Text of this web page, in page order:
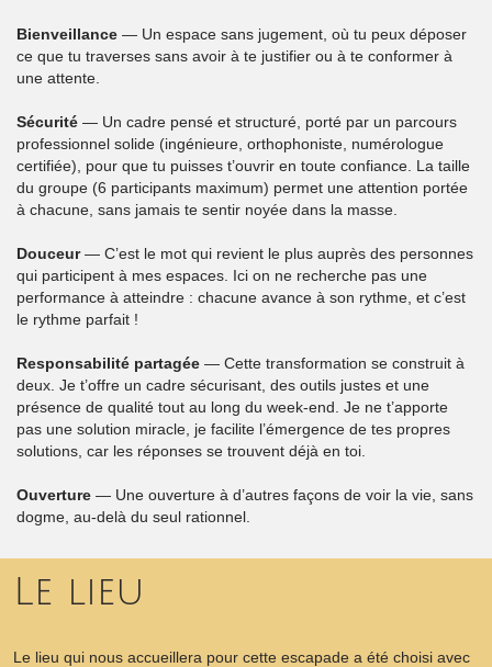
Bienveillance — Un espace sans jugement, où tu peux déposer
ce que tu traverses sans avoir à te justifier ou à te conformer à
une attente.
Sécurité — Un cadre pensé et structuré, porté par un parcours
professionnel solide (ingénieure, orthophoniste, numérologue
certifiée), pour que tu puisses t’ouvrir en toute confiance. La taille
du groupe (6 participants maximum) permet une attention portée
à chacune, sans jamais te sentir noyée dans la masse.
Douceur— C’est le mot qui revient le plus auprès des personnes
qui participent à mes espaces. Ici on ne recherche pas une
performance à atteindre : chacune avance à son rythme, et c’est
le rythme parfait !
Responsabilité partagée — Cette transformation se construit à
deux. Je t’offre un cadre sécurisant, des outils justes et une
présence de qualité tout au long du week-end. Je ne t’apporte
pas une solution miracle, je facilite l’émergence de tes propres
solutions, car les réponses se trouvent déjà en toi.
Ouverture — Une ouverture à d’autres façons de voir la vie, sans
dogme, au-delà du seul rationnel.
Le lieu
Le lieu qui nous accueillera pour cette escapade a été choisi avec